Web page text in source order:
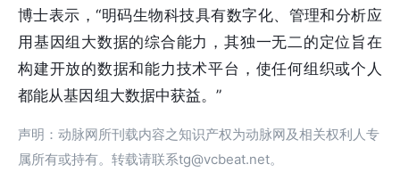
博士表示，“明码生物科技具有数字化、管理和分析应
用基因组大数据的综合能力，其独一无二的定位旨在
构建开放的数据和能力技术平台，使任何组织或个人
都能从基因组大数据中获益。”
声明：动脉网所刊载内容之知识产权为动脉网及相关权利人专
属所有或持有。转载请联系tg@vcbeat.net。